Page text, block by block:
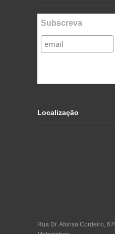
Subscreva
Localização
Rua Dr. Afonso Cordeiro,